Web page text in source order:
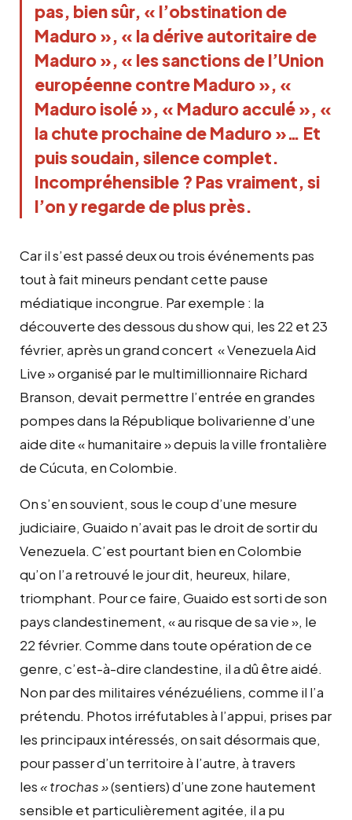
pas, bien sûr, « l’obstination de
Maduro », « la dérive autoritaire de
Maduro », « les sanctions de l’Union
européenne contre Maduro », «
Maduro isolé », « Maduro acculé », «
la chute prochaine de Maduro »… Et
puis soudain, silence complet.
Incompréhensible ? Pas vraiment, si
l’on y regarde de plus près.
Car il s’est passé deux ou trois événements pas
tout à fait mineurs pendant cette pause
médiatique incongrue. Par exemple : la
découverte des dessous du show qui, les 22 et 23
février, après un grand concert « Venezuela Aid
Live » organisé par le multimillionnaire Richard
Branson, devait permettre l’entrée en grandes
pompes dans la République bolivarienne d’une
aide dite « humanitaire » depuis la ville frontalière
de Cúcuta, en Colombie.
On s’en souvient, sous le coup d’une mesure
judiciaire, Guaido n’avait pas le droit de sortir du
Venezuela. C’est pourtant bien en Colombie
qu’on l’a retrouvé le jour dit, heureux, hilare,
triomphant. Pour ce faire, Guaido est sorti de son
pays clandestinement, « au risque de sa vie », le
22 février. Comme dans toute opération de ce
genre, c’est-à-dire clandestine, il a dû être aidé.
Non par des militaires vénézuéliens, comme il l’a
prétendu. Photos irréfutables à l’appui, prises par
les principaux intéressés, on sait désormais que,
pour passer d’un territoire à l’autre, à travers
les« trochas »(sentiers) d’une zone hautement
sensible et particulièrement agitée, il a pu